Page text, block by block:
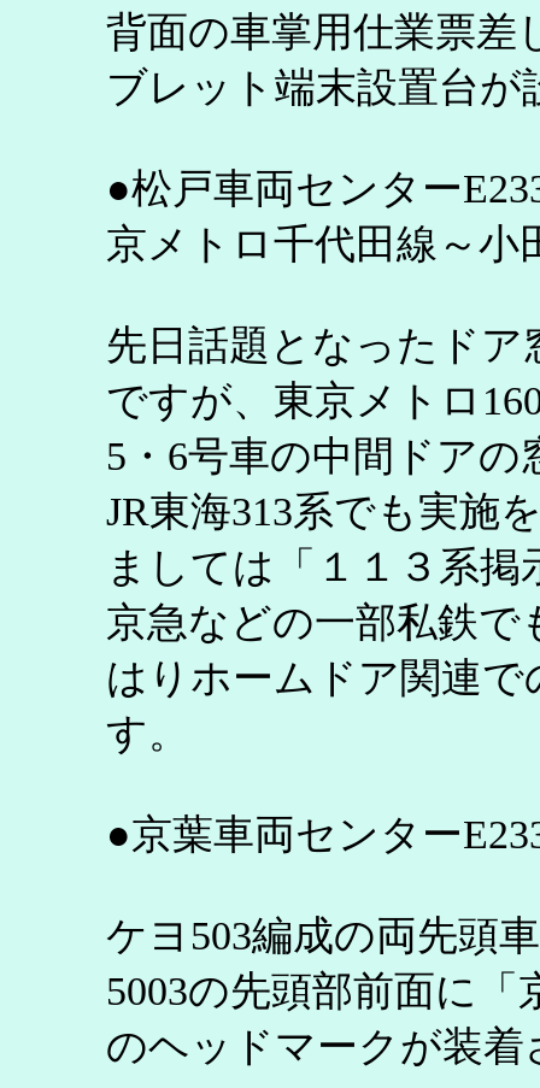
背面の車掌用仕業票
ブレット端末設置台
●松戸車両センター
京メトロ千代田線～小
先日話題となったド
ですが、東京メトロ
5・6号車の中間ドア
JR東海313系でも実施
ましては「１１３系
京急などの一部私鉄
はりホームドア関連
す。
●京葉車両センター
ケヨ503編成の両先頭
5003の先頭部前面に「
のヘッドマークが装